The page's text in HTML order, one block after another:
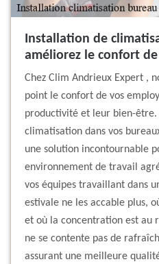
Installation de
améliorez le confort
Chez Clim Andrieux Expert ,
point le confort de vos
productivité et leur bien-
climatisation dans vos
une solution incontournable
environnement de travail
vos équipes travaillant dans
estivale ne les accable plus,
et où la concentration est au
ne se contente pas de
assurant une meilleure